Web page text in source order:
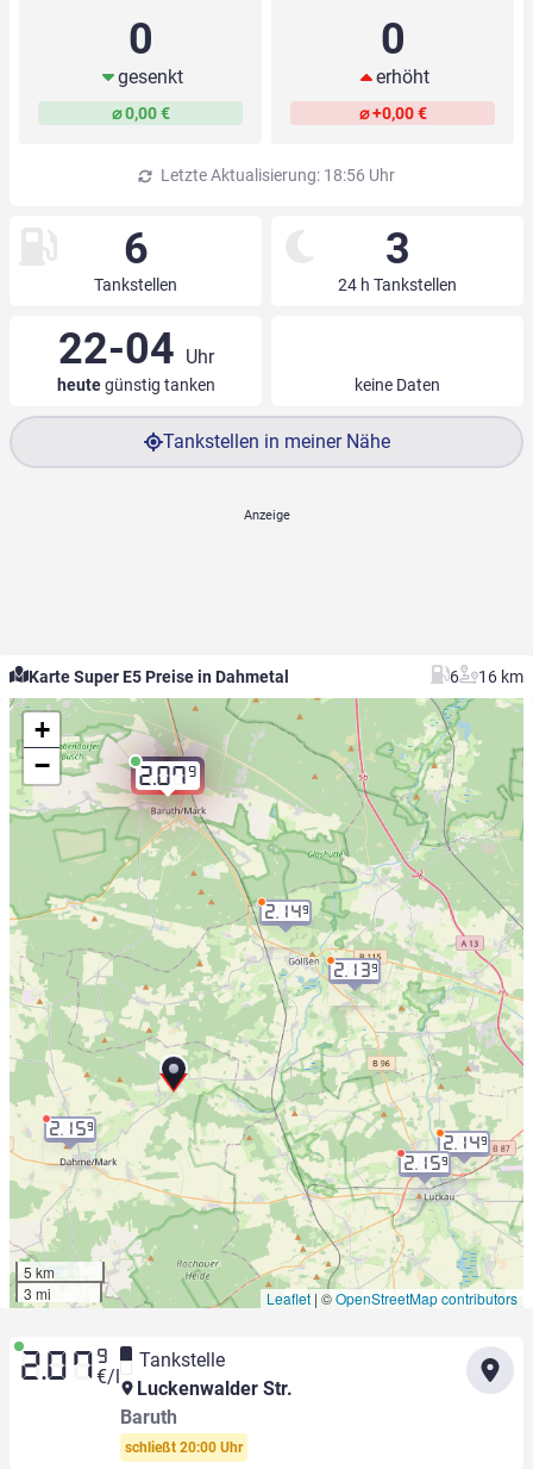
0
gesenkt
⌀ 0,00 €
0
erhöht
⌀ +0,00 €
Letzte Aktualisierung: 18:56 Uhr
6
Tankstellen
3
24 h Tankstellen
22-04 Uhr
heutegünstig tanken keine Daten
Tankstellen in meiner Nähe
Karte Super E5 Preise in Dahmetal 6 16 km
2.079
2.159
2.159
2.149
2.149
2.139
+
−
5 km
3 mi
Leaflet | ©OpenStreetMap contributors
2.07 9
€/l
Tankstelle
Luckenwalder Str.
Baruth
schließt 20:00 Uhr